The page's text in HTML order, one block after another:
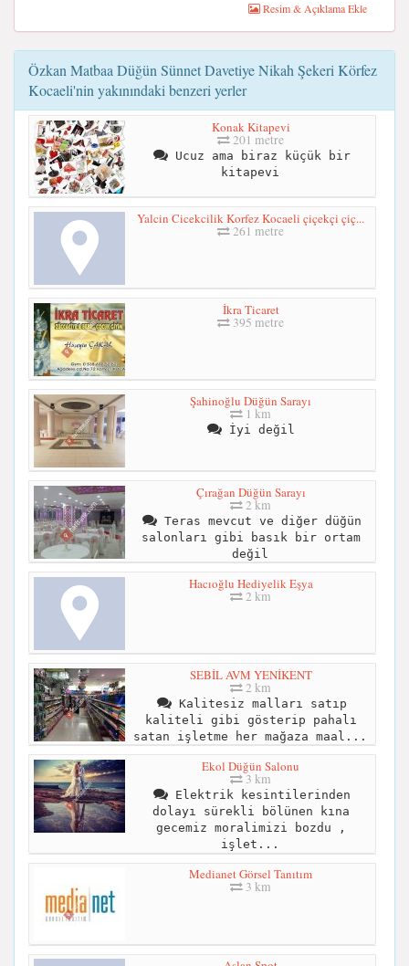
Resim & Açıklama Ekle
Özkan Matbaa Düğün Sünnet Davetiye Nikah Şekeri Körfez
Kocaeli'nin yakınındaki benzeri yerler
Konak Kitapevi
201 metre
Ucuz ama biraz küçük bir
kitapevi
Yalcin Cicekcilik Korfez Kocaeli çiçekçi çiç...
261 metre
İkra Ticaret
395 metre
Şahinoğlu Düğün Sarayı
1 km
İyi değil
Çırağan Düğün Sarayı
2 km
Teras mevcut ve diğer düğün
salonları gibi basık bir ortam
değil
Hacıoğlu Hediyelik Eşya
2 km
SEBİL AVM YENİKENT
2 km
Kalitesiz malları satıp
kaliteli gibi gösterip pahalı
satan işletme her mağaza maal...
Ekol Düğün Salonu
3 km
Elektrik kesintilerinden
dolayı sürekli bölünen kına
gecemiz moralimizi bozdu ,
işlet...
Medianet Görsel Tanıtım
3 km